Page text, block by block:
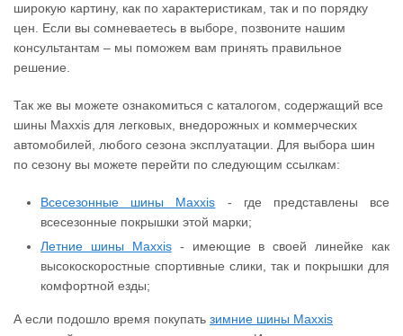
широкую картину, как по характеристикам, так и по порядку
цен. Если вы сомневаетесь в выборе, позвоните нашим
консультантам – мы поможем вам принять правильное
решение.
Так же вы можете ознакомиться с каталогом, содержащий все
шины Maxxis для легковых, внедорожных и коммерческих
автомобилей, любого сезона эксплуатации. Для выбора шин
по сезону вы можете перейти по следующим ссылкам:
Всесезонные шины Maxxis - где представлены все
всесезонные покрышки этой марки;
Летние шины Maxxis- имеющие в своей линейке как
высокоскоростные спортивные слики, так и покрышки для
комфортной езды;
А если подошло время покупать зимние шины Maxxis